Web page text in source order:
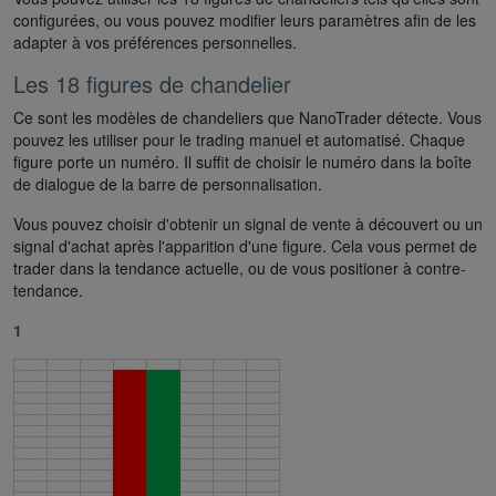
configurées, ou vous pouvez modifier leurs paramètres afin de les
adapter à vos préférences personnelles.
Les 18 figures de chandelier
Ce sont les modèles de chandeliers que NanoTrader détecte. Vous
pouvez les utiliser pour le trading manuel et automatisé. Chaque
figure porte un numéro. Il suffit de choisir le numéro dans la boîte
de dialogue de la barre de personnalisation.
Vous pouvez choisir d'obtenir un signal de vente à découvert ou un
signal d'achat après l'apparition d'une figure. Cela vous permet de
trader dans la tendance actuelle, ou de vous positioner à contre-
tendance.
1